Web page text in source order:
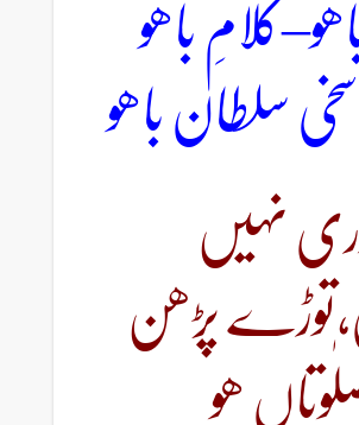
باھو
سلطان باھو
نہیں
پڑھن
ھو